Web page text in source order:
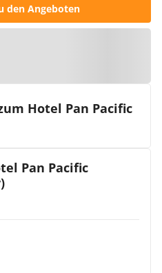
den Angeboten
Hotel Pan Pacific
Pan Pacific